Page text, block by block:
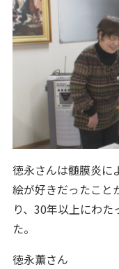
徳永さんは髄膜炎に
絵が好きだったこと
り、30年以上にわ
た。
徳永薫さん